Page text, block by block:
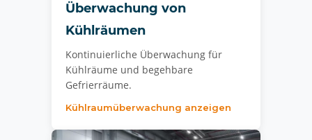
Überwachung von
Kühlräumen
Kontinuierliche Überwachung für
Kühlräume und begehbare
Gefrierräume.
Kühlraumüberwachung anzeigen